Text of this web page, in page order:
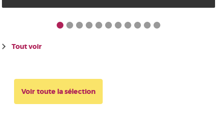
Tout voir
Voir toute la sélection